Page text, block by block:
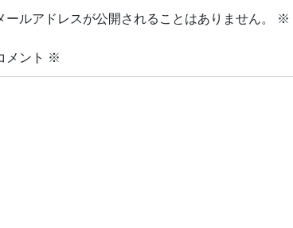
ールアドレスが公開されることはありません。 ※
メント ※